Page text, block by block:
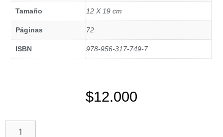
Tamaño 12 X 19 cm
Páginas 72
ISBN 978-956-317-749-7
$12.000